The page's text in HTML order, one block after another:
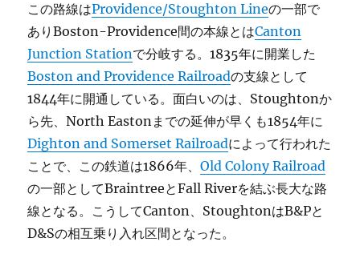
この路線はProvidence/Stoughton Lineの一部で
ありBoston-Providence間の本線とはCanton
Junction Stationで分岐する。1835年に開業した
Boston and Providence Railroadの支線として
1844年に開通している。面白いのは、Stoughtonか
ら先、North Eastonまでの延伸が早くも1854年に
Dighton and Somerset Railroadによって行われた
ことで、この鉄道は1866年、Old Colony Railroad
の一部としてBraintreeとFall Riverを結ぶ長大な路
線となる。こうしてCanton、StoughtonはB&Pと
D&Sの相互乗り入れ区間となった。